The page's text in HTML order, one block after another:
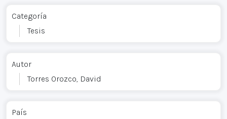
Categoría
Tesis
Autor
Torres Orozco, David
País